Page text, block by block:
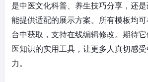
是中医文化科普、养生技巧分享，还
能提供适配的展示方案。所有模板均可
台中获取，支持在线编辑修改。期待
医知识的实用工具，让更多人真切感
力。